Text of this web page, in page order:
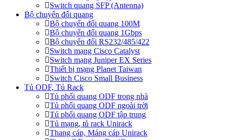
Switch quang SFP (Antenna)
Bộ chuyển đổi quang
Bộ chuyển đổi quang 100M
Bộ chuyển đổi quang 1Gbps
Bộ chuyển đối RS232/485/422
Switch mạng Cisco Catalyst
Switch mạng Juniper EX Series
Thiết bị mạng Planet Taiwan
Switch Cisco Small Business
Tủ ODF, Tủ Rack
Tủ phối quang ODF trong nhà
Tủ phối quang ODF ngoài trời
Tủ phối quang ODF tập trung
Tủ mạng, tủ rack Unirack
Thang cáp, Máng cáp Unirack